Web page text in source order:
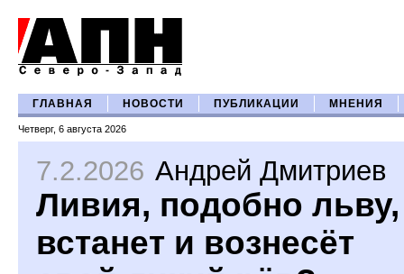
ГЛАВНАЯ НОВОСТИ ПУБЛИКАЦИИ МНЕНИЯ
Четверг, 6 августа 2026
7.2.2026 Андрей Дмитриев
Ливия, подобно льву,
встанет и вознесёт